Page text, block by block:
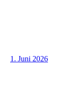
1. Juni 2026